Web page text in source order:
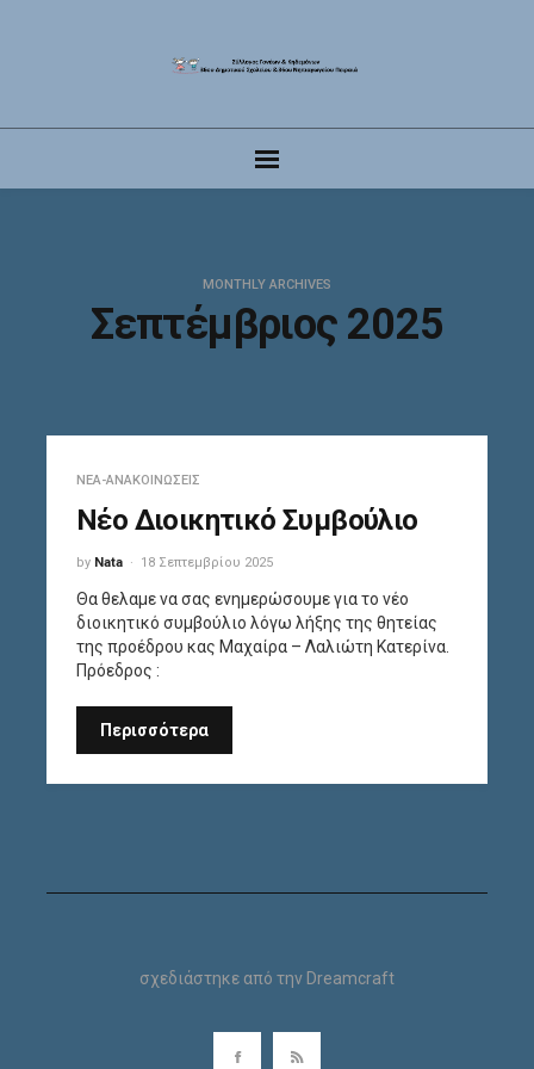
MONTHLY ARCHIVES
Σεπτέμβριος 2025
ΝΈΑ-ΑΝΑΚΟΙΝΏΣΕΙΣ
Νέο Διοικητικό Συμβούλιο
by Nata 18 Σεπτεμβρίου 2025
Θα θελαμε να σας ενημερώσουμε για το νέο
διοικητικό συμβούλιο λόγω λήξης της θητείας
της προέδρου κας Μαχαίρα – Λαλιώτη Κατερίνα.
Πρόεδρος :
Περισσότερα
σχεδιάστηκε από την Dreamcraft